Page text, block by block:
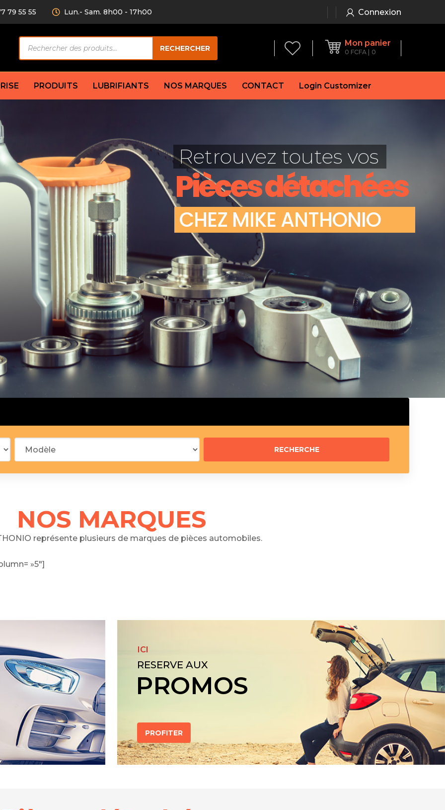
79 55 55 Lun.- Sam. 8h00 - 17h00 Connexion
de
produits
RECHERCHER
Mon panier
0 FCFA 0
AV/AR
amortisseur
Compresseur
Condenseur
Électrovanne
Évaporateur
Mano
Thermostat d’eau
Sonde de température
Garniture
Flexible de frein
Huile de frein
Mâchoires de frein
Jeu de plaquettes de frein
Démarreur
Feu arrière
principal
fusée
distribution
Débitmètre d’aire
Filtre à aire
Filtre à essence
Filtre à huile
Filtre à gasoil
Silencieux arrière
Silencieux central
Butée élastique de silencieux
Raccord de tuyau d’échappement
PRODUITS LUBRIFIANTS NOS MARQUES CONTACT Login Customizer
Pièces détachées
CHEZ MIKEANTHONIO
Retrouvez toutes vos
NOS MARQUES
représente plusieurs de marques de pièces automobiles.
»5″]
ICI
RESERVE AUX
PROMOS
PROFITER